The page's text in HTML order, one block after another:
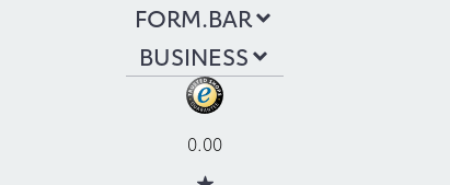
FORM.BAR
BUSINESS
0.00